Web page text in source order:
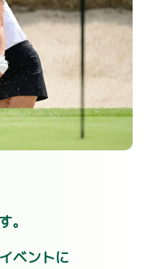
。
ベントに